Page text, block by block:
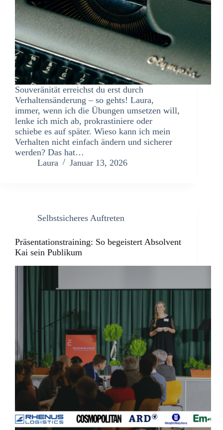
Souveränität erreichst du erst durch
Verhaltensänderung – so gehts! Laura,
immer, wenn ich die Übungen umsetzen will,
lenke ich mich ab, prokrastiniere oder
schiebe es auf später. Wieso kann ich mein
Verhalten nicht einfach ändern und sicherer
werden? Das hat…
Laura
Januar 13, 2026
Selbstsicheres Auftreten
Präsentationstraining: So begeistert Absolvent
Kai sein Publikum